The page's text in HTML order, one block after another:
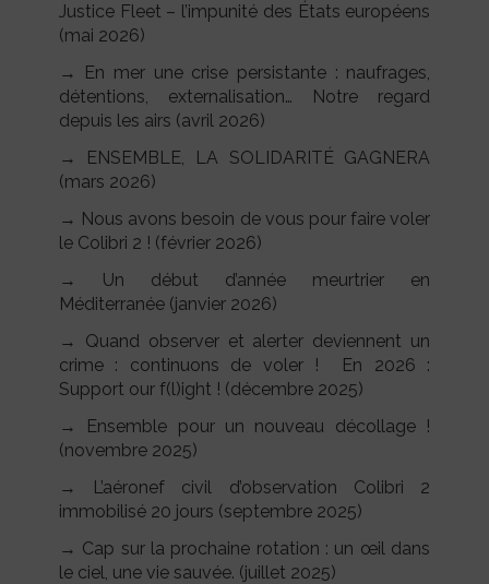
Justice Fleet – l’impunité des États européens
(mai 2026)
→ En mer une crise persistante : naufrages,
détentions, externalisation… Notre regard
depuis les airs (avril 2026)
→ ENSEMBLE, LA SOLIDARITÉ GAGNERA
(mars 2026)
→ Nous avons besoin de vous pour faire voler
le Colibri 2 ! (février 2026)
→ Un début d’année meurtrier en
Méditerranée (janvier 2026)
→ Quand observer et alerter deviennent un
crime : continuons de voler ! En 2026 :
Support our f(l)ight ! (décembre 2025)
→ Ensemble pour un nouveau décollage !
(novembre 2025)
→ L’aéronef civil d’observation Colibri 2
immobilisé 20 jours (septembre 2025)
→ Cap sur la prochaine rotation : un œil dans
le ciel, une vie sauvée. (juillet 2025)